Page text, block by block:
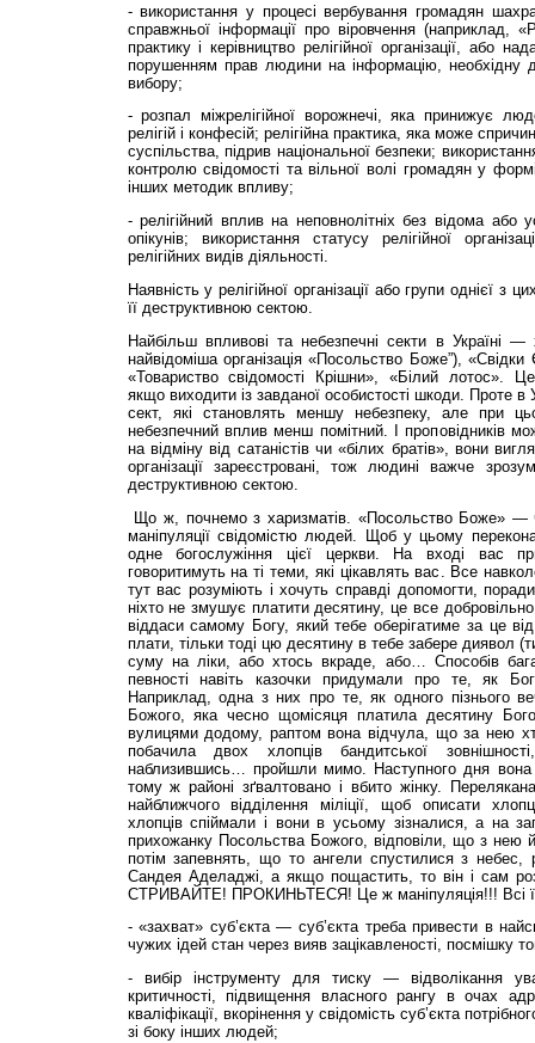
- використання у процесі вербування громадян
справжньої інформації про віровчення (наприклад,
практику і керівництво релігійної організації, або
порушенням прав людини на інформацію, необхідну
вибору;
- розпал міжрелігійної ворожнечі, яка принижує
релігій і конфесій; релігійна практика, яка може
суспільства, підрив національної безпеки;
контролю свідомості та вільної волі громадян у
інших методик впливу;
- релігійний вплив на неповнолітніх без відома або
опікунів; використання статусу релігійної
релігійних видів діяльності.
Наявність у релігійної організації або групи однієї з
її деструктивною сектою.
Найбільш впливові та небезпечні секти в Україні —
найвідоміша організація «Посольство Боже”), «Свідки
«Товариство свідомості Крішни», «Білий лотос». Це
якщо виходити із завданої особистості шкоди. Проте в
сект, які становлять меншу небезпеку, але при
небезпечний вплив менш помітний. І проповідників
на відміну від сатаністів чи «білих братів», вони
організації зареєстровані, тож людині важче
деструктивною сектою.
Що ж, почнемо з харизматів. «Посольство Боже» —
маніпуляції свідомістю людей. Щоб у цьому
одне богослужіння цієї церкви. На вході вас
говоритимуть на ті теми, які цікавлять вас. Все
тут вас розуміють і хочуть справді допомогти,
ніхто не змушує платити десятину, це все
віддаси самому Богу, який тебе оберігатиме за це
плати, тільки тоді цю десятину в тебе забере диявол
суму на ліки, або хтось вкраде, або… Способів
певності навіть казочки придумали про те, як
Наприклад, одна з них про те, як одного пізнього
Божого, яка чесно щомісяця платила десятину
вулицями додому, раптом вона відчула, що за нею
побачила двох хлопців бандитської
наблизившись… пройшли мимо. Наступного дня
тому ж районі зґвалтовано і вбито жінку.
найближчого відділення міліції, щоб описати
хлопців спіймали і вони в усьому зізналися, а на
прихожанку Посольства Божого, відповіли, що з нею
потім запевнять, що то ангели спустилися з небес,
Сандея Аделаджі, а якщо пощастить, то він і сам
СТРИВАЙТЕ! ПРОКИНЬТЕСЯ! Це ж маніпуляція!!! Всі її
- «захват» суб’єкта — суб’єкта треба привести в
чужих ідей стан через вияв зацікавленості, посмішку
- вибір інструменту для тиску — відволікання
критичності, підвищення власного рангу в очах
кваліфікації, вкорінення у свідомість суб’єкта
зі боку інших людей;